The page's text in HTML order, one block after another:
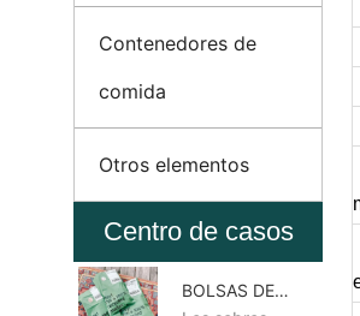
Contenedores de
comida
Otros elementos
Centro de casos
BOLSAS DE